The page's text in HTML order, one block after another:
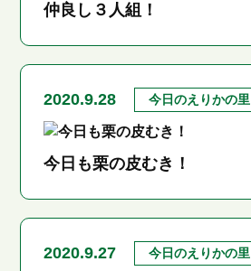
仲良し３人組！
2020.9.28 今日のえりかの里
今日も栗の皮むき！
2020.9.27 今日のえりかの里